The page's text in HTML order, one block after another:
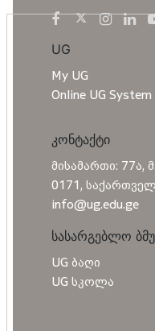
UG
My UG
Online UG System
კონტაქტი
მისამართი: 77ა,
0171,
info@ug.edu.ge
სასარგებლო
UG ბაღი
UG სკოლა